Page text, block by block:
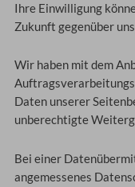
Ihre Einwilligung
Zukunft gegenüber
Wir haben mit dem
Daten unserer
unberechtigte
Bei einer
angemessenes